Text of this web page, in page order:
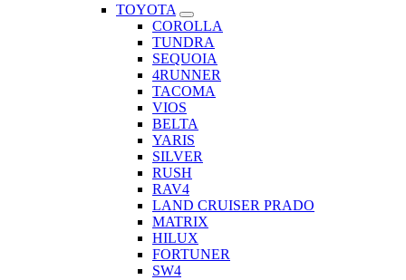
TOYOTA
COROLLA
TUNDRA
SEQUOIA
4RUNNER
TACOMA
VIOS
BELTA
YARIS
SILVER
RUSH
RAV4
LAND CRUISER PRADO
MATRIX
HILUX
FORTUNER
SW4